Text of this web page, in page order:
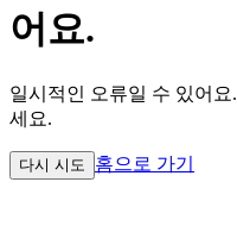
어요.
일시적인 오류일 수 있어요.
세요.
다시 시도 홈으로 가기